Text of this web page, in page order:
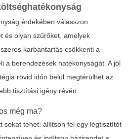
érdekében válasszon
és olyan szűrőket, amelyek
karbantartás csökkenti a
a berendezések hatékonyságát. A jól
rövid időn belül megtérülhet az
tisztítási igény révén.
még ma?
sokat tehet: állítson fel egy légtisztítót